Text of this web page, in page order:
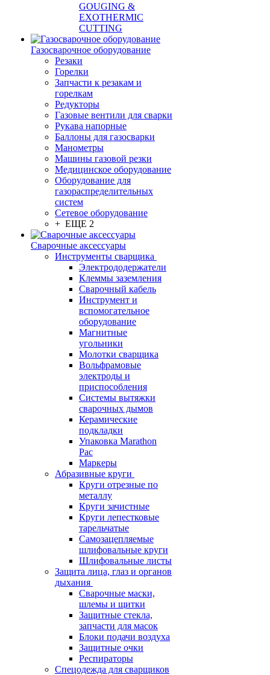
GOUGING &
EXOTHERMIC
CUTTING
Газосварочное оборудование
Резаки
Горелки
Запчасти к резакам и
горелкам
Редукторы
Газовые вентили для сварки
Рукава напорные
Баллоны для газосварки
Манометры
Машины газовой резки
Медицинское оборудование
Оборудование для
газораспределительных
систем
Сетевое оборудование
+ ЕЩЕ 2
Сварочные аксессуары
Инструменты сварщика
Электрододержатели
Клеммы заземления
Сварочный кабель
Инструмент и
вспомогательное
оборудование
Магнитные
угольники
Молотки сварщика
Вольфрамовые
электроды и
приспособления
Системы вытяжки
сварочных дымов
Керамические
подкладки
Упаковка Marathon
Pac
Маркеры
Абразивные круги
Круги отрезные по
металлу
Круги зачистные
Круги лепестковые
тарельчатые
Самозацепляемые
шлифовальные круги
Шлифовальные листы
Защита лица, глаз и органов
дыхания
Сварочные маски,
шлемы и щитки
Защитные стекла,
запчасти для масок
Блоки подачи воздуха
Защитные очки
Респираторы
Спецодежда для сварщиков